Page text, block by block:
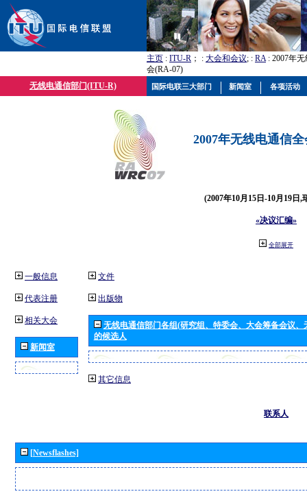
主页 : ITU-R ； : 大会和会议; : RA: 2007年
会(RA-07)
无线电通信部门(ITU-R)
2007年无线电通信
(2007年10月15日-10月19日,
«决议汇编»
全部展开
一般信息
代表注册
相关大会
新闻室
文件
出版物
无线电通信部门各组(研究组、特委会、大会筹备会议
的候选人
其它信息
联系人
[Newsflashes]
国际电联三大部门 新闻室 各项活动